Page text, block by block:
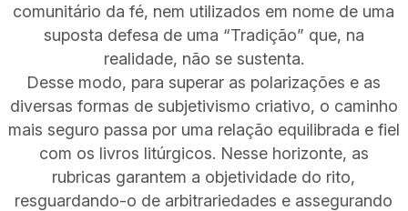
comunitário da fé, nem utilizados em nome de uma
suposta defesa de uma “Tradição” que, na
realidade, não se sustenta.
Desse modo, para superar as polarizações e as
diversas formas de subjetivismo criativo, o caminho
mais seguro passa por uma relação equilibrada e fiel
com os livros litúrgicos. Nesse horizonte, as
rubricas garantem a objetividade do rito,
resguardando-o de arbitrariedades e assegurando